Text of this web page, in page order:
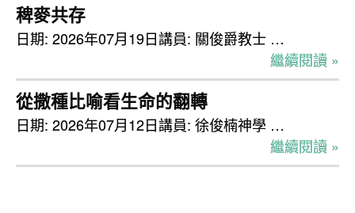
稗麥共存
日期: 2026年07月19日講員: 關俊爵教士 …
繼續閱讀 »
從撒種比喻看生命的翻轉
日期: 2026年07月12日講員: 徐俊楠神學 …
繼續閱讀 »